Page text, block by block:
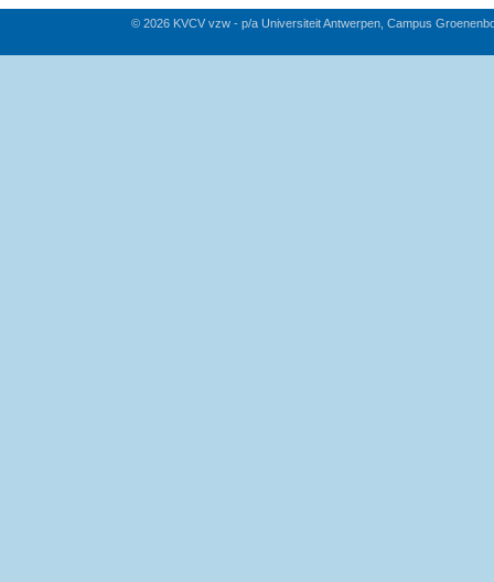
© 2026 KVCV vzw - p/a Universiteit Antwerpen, Campus